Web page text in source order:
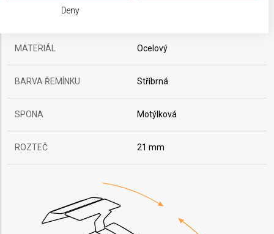
MATERIÁL Ocelový
BARVA ŘEMÍNKU Stříbrná
SPONA Motýlková
ROZTEČ 21 mm
We use your data for the following purposes:
Use limited data to select advertising
Use profiles to select personalised
Create profiles to personalise content
Measure advertising performance
Measure content performance
Deny